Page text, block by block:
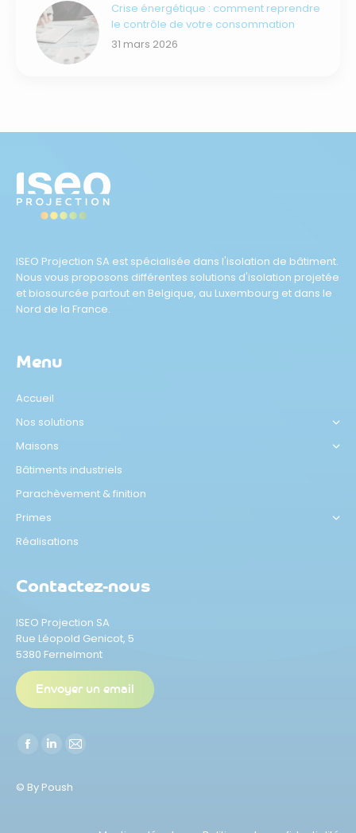
Crise énergétique : comment reprendre
le contrôle de votre consommation
31 mars 2026
ISEO Projection SA est spécialisée dans l'isolation de bâtiment.
Nous vous proposons différentes solutions d'isolation projetée
et biosourcée partout en Belgique, au Luxembourg et dans le
Nord de la France.
Menu
Accueil
Nos solutions
Maisons
Bâtiments industriels
Parachèvement & finition
Primes
Réalisations
Contactez-nous
ISEO Projection SA
Rue Léopold Genicot, 5
5380 Fernelmont
Envoyer un email
Trouvez nous sur :
La
Facebook
LinkedIn
La
© By Poush